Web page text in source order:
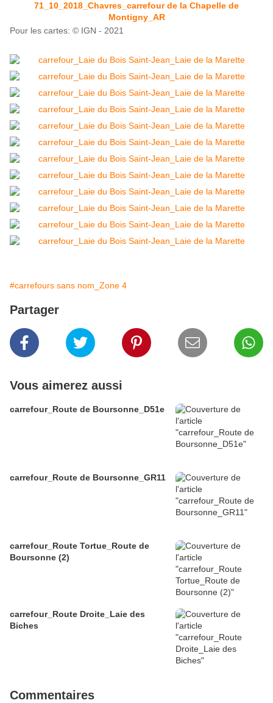
71_10_2018_Chavres_carrefour de la Chapelle de
Montigny_AR
Pour les cartes: © IGN - 2021
#carrefours sans nom_Zone 4
Partager
Vous aimerez aussi
carrefour_Route de Boursonne_D51e
carrefour_Route de Boursonne_GR11
carrefour_Route Tortue_Route de
Boursonne (2)
carrefour_Route Droite_Laie des
Biches
Commentaires